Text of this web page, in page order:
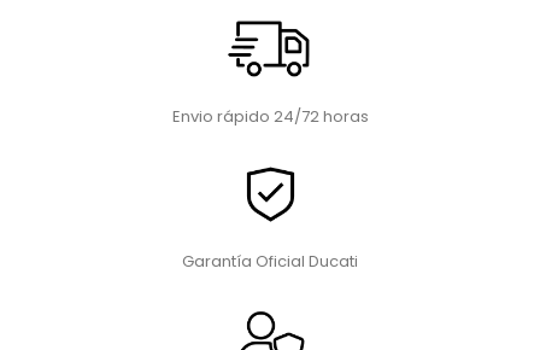
Envio rápido 24/72 horas
Garantía Oficial Ducati